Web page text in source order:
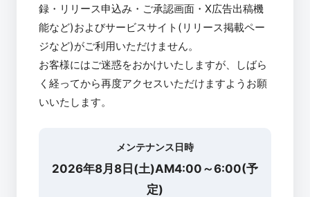
録・リリース申込み・ご承認画面・X広告出稿機
能など)およびサービスサイト(リリース掲載ペー
ジなど)がご利用いただけません。
お客様にはご迷惑をおかけいたしますが、しばら
く経ってから再度アクセスいただけますようお願
いいたします。
メンテナンス日時
2026年8月8日(土)AM4:00～6:00(予
定)